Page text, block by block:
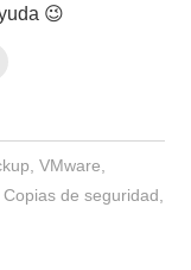
😉
VMware
Copias de seguridad